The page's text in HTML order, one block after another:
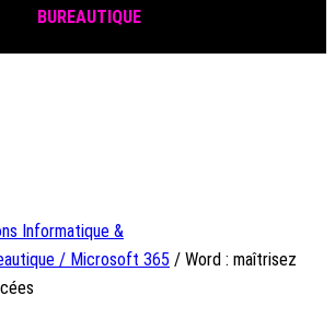
BUREAUTIQUE
Informatique &
/ Microsoft 365 / Word : maîtrisez